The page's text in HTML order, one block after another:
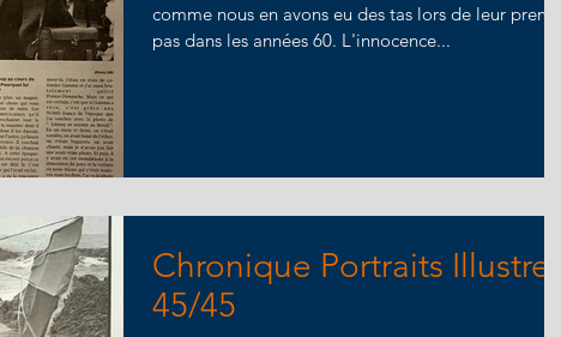
comme nous en avons eu des tas lors de leur
pas dans les années 60. L'innocence...
Chronique Portraits Illustre
45/45